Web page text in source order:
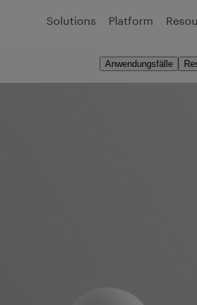
Anwendungsfälle
Solutions Platform